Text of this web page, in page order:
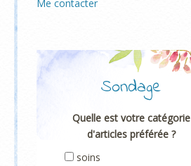
Me contacter
Sondage
Quelle est votre catégorie
d'articles préférée ?
soins